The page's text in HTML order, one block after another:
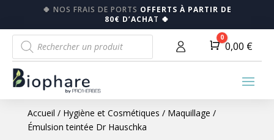
🍀 NOS FRAIS DE PORTS OFFERTS À PARTIR DE
80€ D’ACHAT 🍀
Recherche
de
produits
Panier
0
0,00 €
Accueil / Hygiène et Cosmétiques / Maquillage /
Émulsion teintée Dr Hauschka